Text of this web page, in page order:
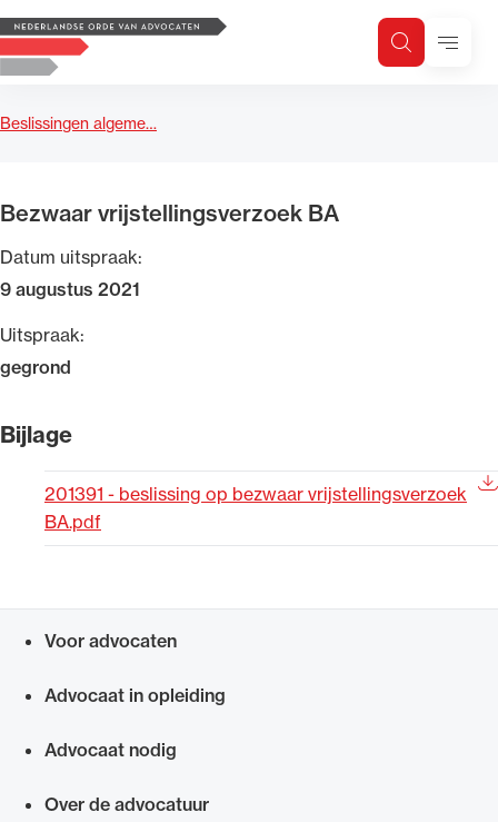
Logo, to the homepage
ZoekenMenu
Beslissingen algeme…
Bezwaar vrijstellingsverzoek BA
Datum uitspraak:
9 augustus 2021
Uitspraak:
gegrond
Bijlage
201391 - beslissing op bezwaar vrijstellingsverzoek
BA.pdf
Voor advocaten
Advocaat in opleiding
Advocaat nodig
Over de advocatuur
Zoeken
Zoek op trefwoord
Uitgelicht
Alle wet- en regelgeving voor de advocatuur.